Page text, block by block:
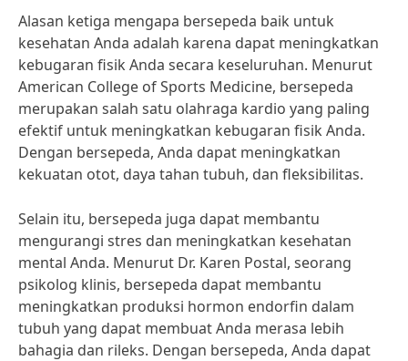
Alasan ketiga mengapa bersepeda baik untuk
kesehatan Anda adalah karena dapat meningkatkan
kebugaran fisik Anda secara keseluruhan. Menurut
American College of Sports Medicine, bersepeda
merupakan salah satu olahraga kardio yang paling
efektif untuk meningkatkan kebugaran fisik Anda.
Dengan bersepeda, Anda dapat meningkatkan
kekuatan otot, daya tahan tubuh, dan fleksibilitas.
Selain itu, bersepeda juga dapat membantu
mengurangi stres dan meningkatkan kesehatan
mental Anda. Menurut Dr. Karen Postal, seorang
psikolog klinis, bersepeda dapat membantu
meningkatkan produksi hormon endorfin dalam
tubuh yang dapat membuat Anda merasa lebih
bahagia dan rileks. Dengan bersepeda, Anda dapat